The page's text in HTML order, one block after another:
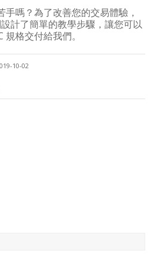
手嗎？為了改善您的交易體驗，
計了簡單的教學步驟，讓您可以
規格交付給我們。
10-02